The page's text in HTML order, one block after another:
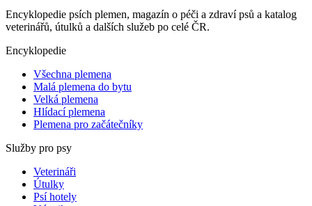
Encyklopedie psích plemen, magazín o péči a zdraví psů a katalog
veterinářů, útulků a dalších služeb po celé ČR.
Encyklopedie
Všechna plemena
Malá plemena do bytu
Velká plemena
Hlídací plemena
Plemena pro začátečníky
Služby pro psy
Veterináři
Útulky
Psí hotely